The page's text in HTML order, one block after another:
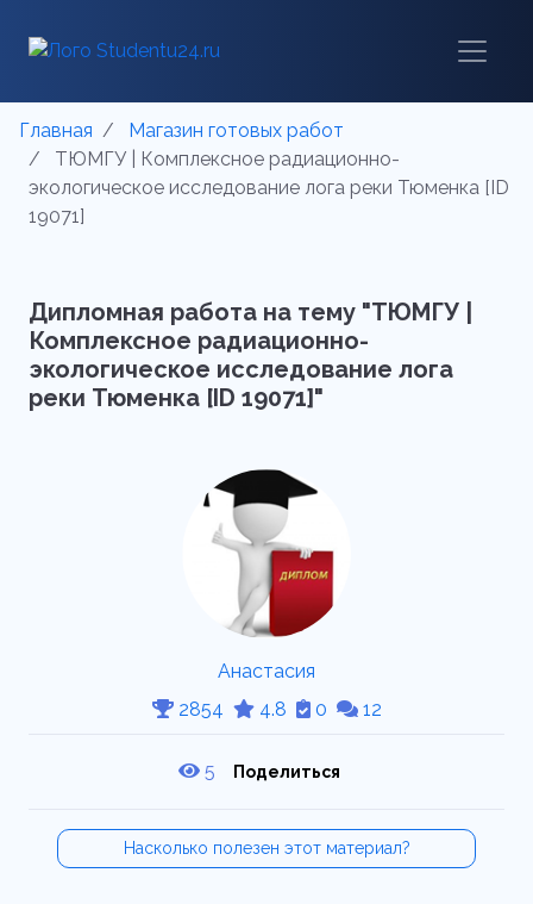
Главная
Магазин готовых работ
ТЮМГУ | Комплексное радиационно-
экологическое исследование лога реки Тюменка [ID
19071]
Дипломная работа на тему "ТЮМГУ |
Комплексное радиационно-
экологическое исследование лога
реки Тюменка [ID 19071]"
Анастасия
2854
4.8 0 12
5 Поделиться
Насколько полезен этот материал?